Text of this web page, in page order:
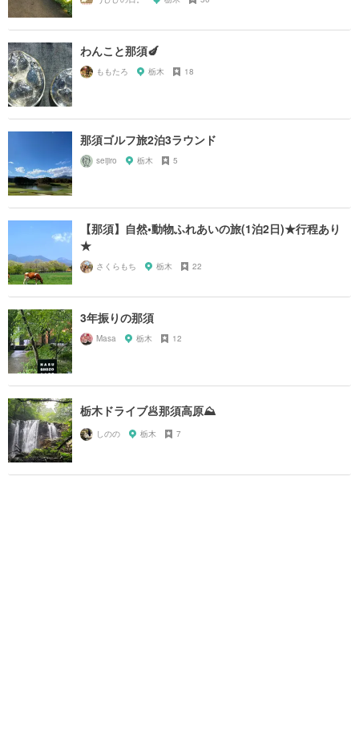
わんこと那須🍆
ももたろ 栃木 18
那須ゴルフ旅2泊3ラウンド
seijiro 栃木 5
【那須】自然•動物ふれあいの旅(1泊2日)★行程あり
★
さくらもち 栃木 22
3年振りの那須
Masa 栃木 12
栃木ドライブ🥟那須高原⛰️
しのの 栃木 7